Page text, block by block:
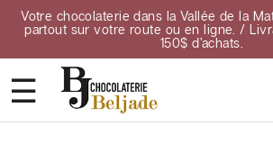
Votre chocolaterie dans la Vallée de la
partout sur votre route ou en ligne. /
150$ d’achats.
☰